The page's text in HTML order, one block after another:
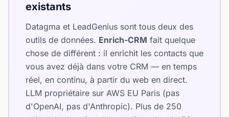
existants
Datagma et LeadGenius sont tous deux des
outils de données. Enrich-CRM fait quelque
chose de différent : il enrichit les contacts que
vous avez déjà dans votre CRM — en temps
réel, en continu, à partir du web en direct.
LLM propriétaire sur AWS EU Paris (pas
d'OpenAI, pas d'Anthropic). Plus de 250